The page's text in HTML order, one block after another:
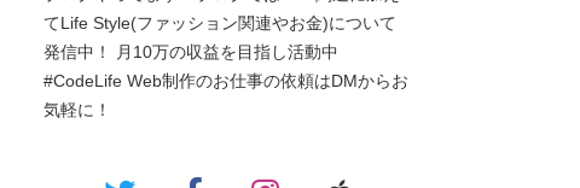
てLife Style(ファッション関連やお金)について
発信中！ 月10万の収益を目指し活動中
#CodeLife Web制作のお仕事の依頼はDMからお
気軽に！